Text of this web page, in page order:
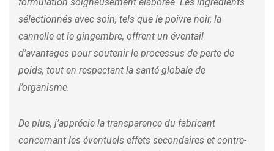
sélectionnés avec soin, tels que le poivre noir, la
cannelle et le gingembre, offrent un éventail
d’avantages pour soutenir le processus de perte de
poids, tout en respectant la santé globale de
l’organisme.
De plus, j’apprécie la transparence du fabricant
concernant les éventuels effets secondaires et contre-